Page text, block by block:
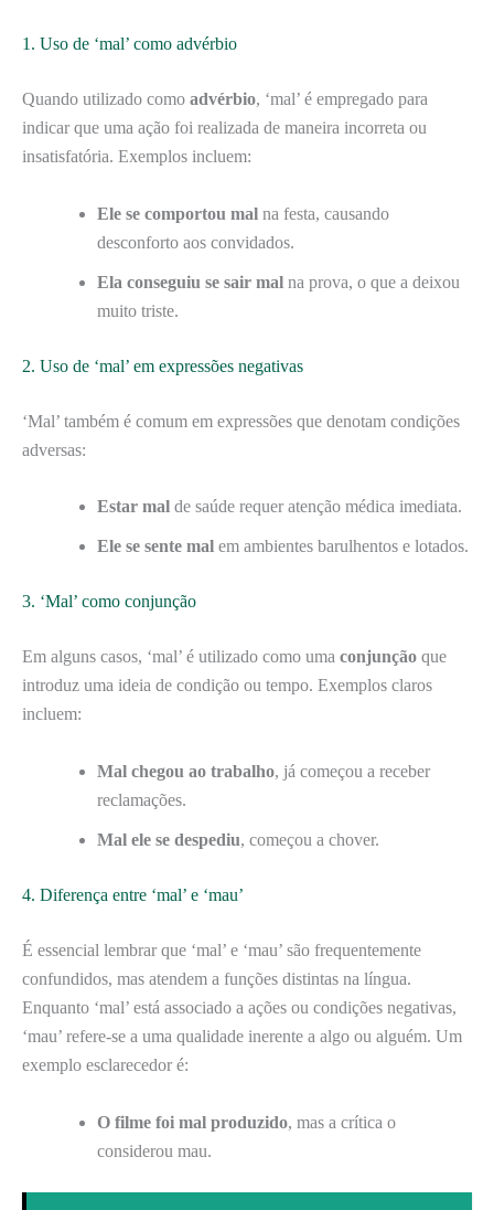
1. Uso de ‘mal’ como advérbio
Quando utilizado como advérbio, ‘mal’ é empregado para
indicar que uma ação foi realizada de maneira incorreta ou
insatisfatória. Exemplos incluem:
Ele se comportou mal na festa, causando
desconforto aos convidados.
Ela conseguiu se sair mal na prova, o que a deixou
muito triste.
2. Uso de ‘mal’ em expressões negativas
‘Mal’ também é comum em expressões que denotam condições
adversas:
Estar mal de saúde requer atenção médica imediata.
Ele se sente mal em ambientes barulhentos e lotados.
3. ‘Mal’ como conjunção
Em alguns casos, ‘mal’ é utilizado como uma conjunção que
introduz uma ideia de condição ou tempo. Exemplos claros
incluem:
Mal chegou ao trabalho, já começou a receber
reclamações.
Mal ele se despediu, começou a chover.
4. Diferença entre ‘mal’ e ‘mau’
É essencial lembrar que ‘mal’ e ‘mau’ são frequentemente
confundidos, mas atendem a funções distintas na língua.
Enquanto ‘mal’ está associado a ações ou condições negativas,
‘mau’ refere-se a uma qualidade inerente a algo ou alguém. Um
exemplo esclarecedor é:
O filme foi mal produzido, mas a crítica o
considerou mau.